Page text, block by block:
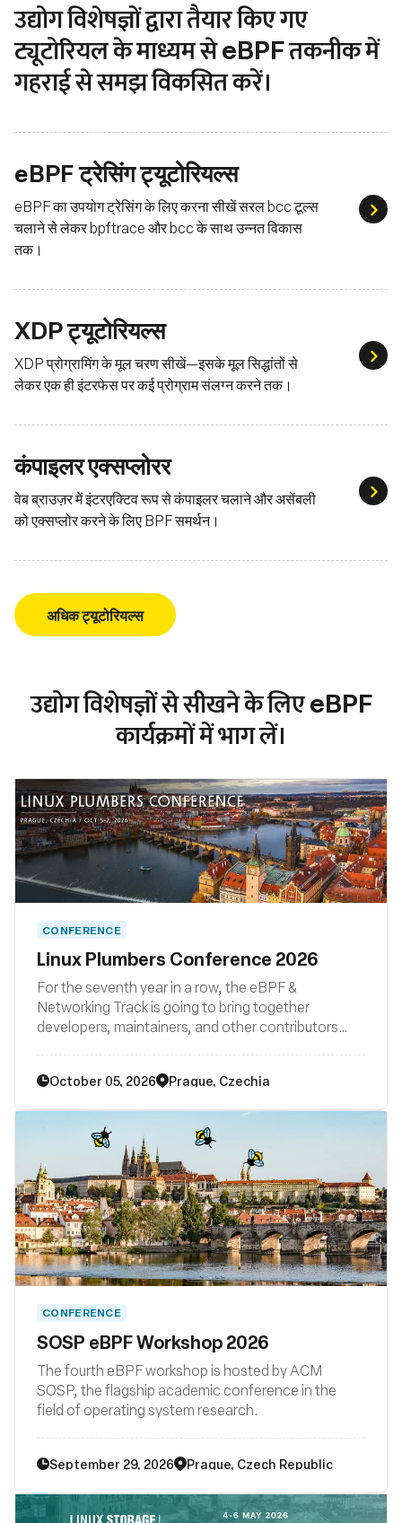
उद्योग विशेषज्ञों द्वारा तैयार किए गए
ट्यूटोरियल के माध्यम से eBPF तकनीक में
गहराई से समझ विकसित करें।
eBPF ट्रेसिंग ट्यूटोरियल्स
eBPF का उपयोग ट्रेसिंग के लिए करना सीखें सरल bcc टूल्स
चलाने से लेकर bpftrace और bcc के साथ उन्नत विकास
तक।
XDP ट्यूटोरियल्स
XDP प्रोग्रामिंग के मूल चरण सीखें—इसके मूल सिद्धांतों से
लेकर एक ही इंटरफेस पर कई प्रोग्राम संलग्न करने तक।
कंपाइलर एक्सप्लोरर
वेब ब्राउज़र में इंटरएक्टिव रूप से कंपाइलर चलाने और असेंबली
को एक्सप्लोर करने के लिए BPF समर्थन।
अधिक ट्यूटोरियल्स
उद्योग विशेषज्ञों से सीखने के लिए eBPF
कार्यक्रमों में भाग लें।
CONFERENCE
Linux Plumbers Conference 2026
For the seventh year in a row, the eBPF &
Networking Track is going to bring together
developers, maintainers, and other contributors
subsystem and their surrounding user space
ecosystems such libraries, loaders, compiler
backends, and other related system tooling.
October 05, 2026 Prague, Czechia
CONFERENCE
SOSP eBPF Workshop 2026
The fourth eBPF workshop is hosted by ACM
SOSP, the flagship academic conference in the
field of operating system research.
September 29, 2026 Prague, Czech Republic